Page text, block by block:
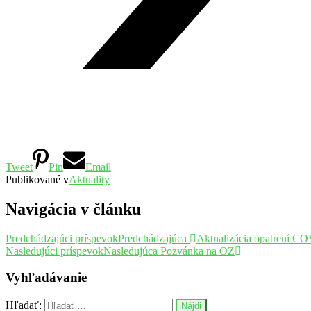
Tweet Pin
Email
Publikované vAktuality
Navigácia v článku
Predchádzajúci príspevokPredchádzajúca
Aktualizácia opatrení
Nasledujúci príspevokNasledujúca Pozvánka na OZ
Vyhľadávanie
Hľadať: